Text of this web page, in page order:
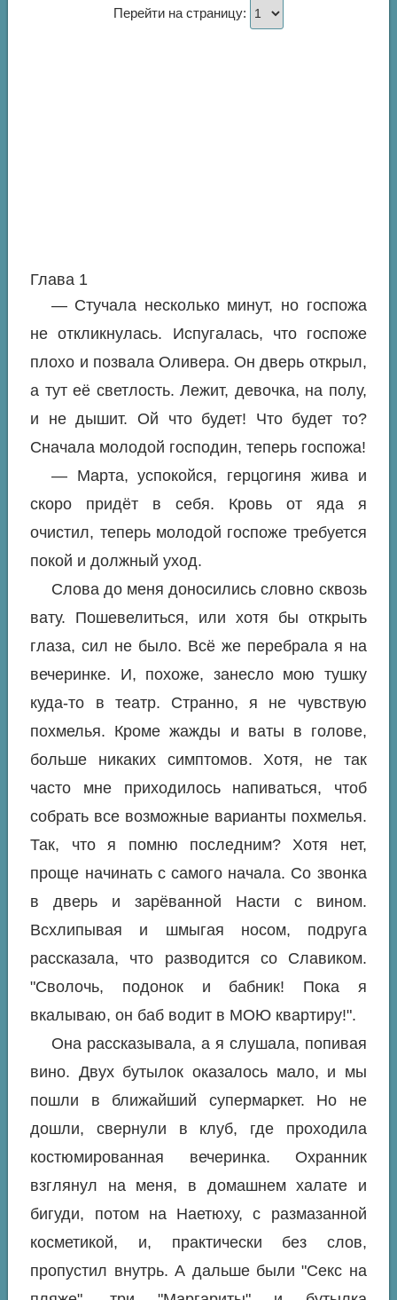
Перейти на страницу:
Глава 1
— Стучала несколько минут, но госпожа
не откликнулась. Испугалась, что госпоже
плохо и позвала Оливера. Он дверь открыл,
а тут её светлость. Лежит, девочка, на полу,
и не дышит. Ой что будет! Что будет то?
Сначала молодой господин, теперь госпожа!
— Марта, успокойся, герцогиня жива и
скоро придёт в себя. Кровь от яда я
очистил, теперь молодой госпоже требуется
покой и должный уход.
Слова до меня доносились словно сквозь
вату. Пошевелиться, или хотя бы открыть
глаза, сил не было. Всё же перебрала я на
вечеринке. И, похоже, занесло мою тушку
куда-то в театр. Странно, я не чувствую
похмелья. Кроме жажды и ваты в голове,
больше никаких симптомов. Хотя, не так
часто мне приходилось напиваться, чтоб
собрать все возможные варианты похмелья.
Так, что я помню последним? Хотя нет,
проще начинать с самого начала. Со звонка
в дверь и зарёванной Насти с вином.
Всхлипывая и шмыгая носом, подруга
рассказала, что разводится со Славиком.
"Сволочь, подонок и бабник! Пока я
вкалываю, он баб водит в МОЮ квартиру!".
Она рассказывала, а я слушала, попивая
вино. Двух бутылок оказалось мало, и мы
пошли в ближайший супермаркет. Но не
дошли, свернули в клуб, где проходила
костюмированная вечеринка. Охранник
взглянул на меня, в домашнем халате и
бигуди, потом на Наетюху, с размазанной
косметикой, и, практически без слов,
пропустил внутрь. А дальше были "Секс на